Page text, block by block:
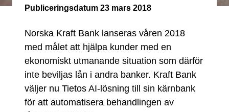
Publiceringsdatum 23 mars 2018
Norska Kraft Bank lanseras våren 2018
med målet att hjälpa kunder med en
ekonomiskt utmanande situation som därför
inte beviljas lån i andra banker. Kraft Bank
väljer nu Tietos AI-lösning till sin kärnbank
för att automatisera behandlingen av